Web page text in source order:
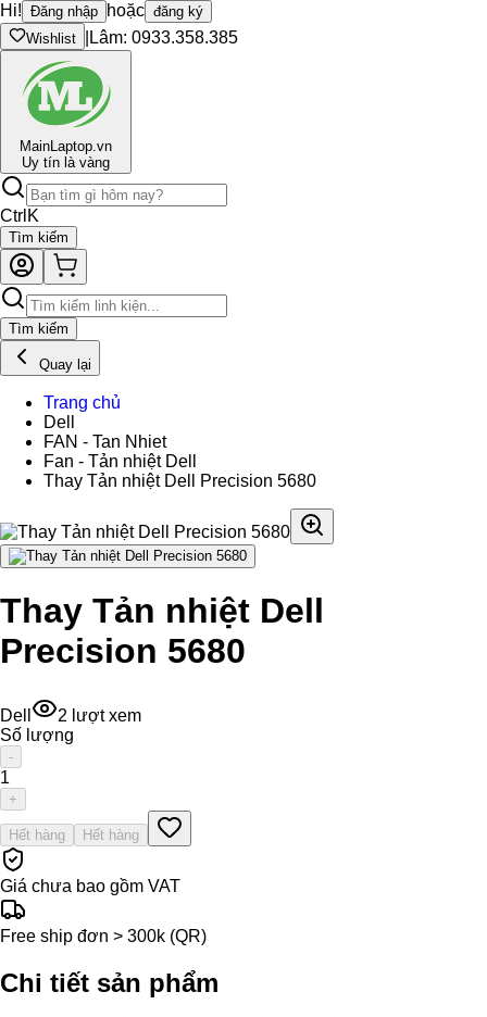
Hi! Đăng nhập hoặc đăng ký
Wishlist
Lâm: 0933.358.385
MainLaptop.vn
Uy tín là vàng
Ctrl K
Tìm kiếm
Tìm kiếm
Quay lại
Trang chủ
Dell
FAN - Tan Nhiet
Fan - Tản nhiệt Dell
Thay Tản nhiệt Dell Precision 5680
Thay Tản nhiệt Dell
Precision 5680
Dell 2 lượt xem
Số lượng
-
1
+
Hết hàng Hết hàng
Giá chưa bao gồm VAT
Free ship đơn > 300k (QR)
Chi tiết sản phẩm